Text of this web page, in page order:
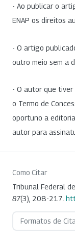
- Ao publicar o
ENAP os direitos
- O artigo
outro meio sem a
- O autor que
o Termo de
oportuno a
autor para
Como Citar
Tribunal Federal
87(3), 208-217.
Formatos de